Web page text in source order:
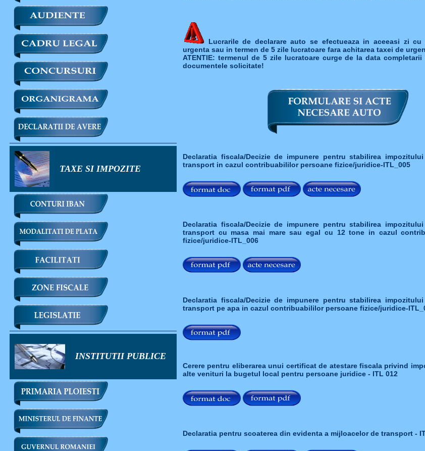
TAXE SI IMPOZITE
INSTITUTII PUBLICE
Lucrarile de declarare auto se efectueaza in aceeasi zi cu
urgenta sau in termen de 5 zile lucratoare fara achitarea taxei de
ATENTIE: termenul de 5 zile lucratoare curge de la data
documentele solicitate!
Declaratia fiscala/Decizie de impunere pentru stabilirea
transport in cazul contribuabililor persoane fizice/juridice-ITL_005
Declaratia fiscala/Decizie de impunere pentru stabilirea
transport cu masa mai mare sau egal cu 12 tone in cazul
fizice/juridice-ITL_006
Declaratia fiscala/Decizie de impunere pentru stabilirea
transport pe apa in cazul contribuabililor persoane fizice/juridice-
Cerere pentru eliberarea unui certificat de atestare fiscala privind
alte venituri la bugetul local pentru persoane juridice - ITL 012
Declaratia pentru scoaterea din evidenta a mijloacelor de transport -